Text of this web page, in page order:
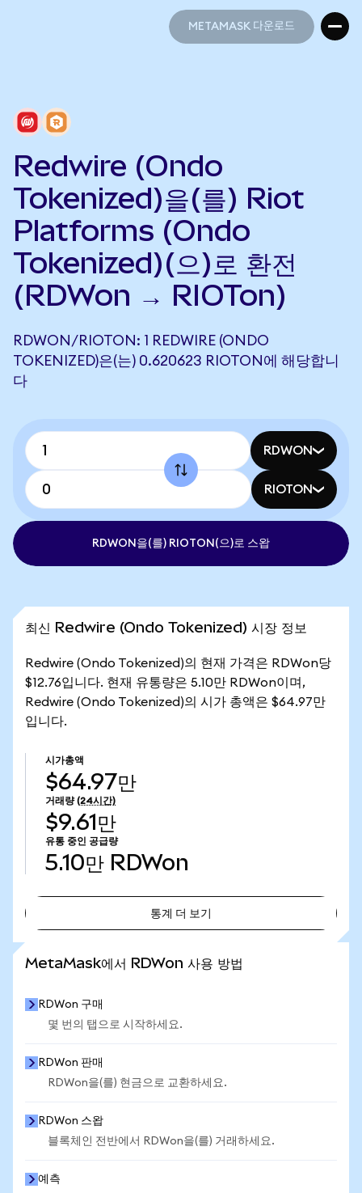
METAMASK 다운로드
Redwire (Ondo
Tokenized)을(를) Riot
Platforms (Ondo
Tokenized)(으)로 환전
(RDWon → RIOTon)
RDWON/RIOTON: 1 REDWIRE (ONDO
TOKENIZED)은(는) 0.620623 RIOTON에 해당합니
다
RDWON
RIOTON
RDWON을(를) RIOTON(으)로 스왑
최신 Redwire (Ondo Tokenized) 시장 정보
Redwire (Ondo Tokenized)의 현재 가격은 RDWon당
$12.76입니다. 현재 유통량은 5.10만 RDWon이며,
Redwire (Ondo Tokenized)의 시가 총액은 $64.97만
입니다.
시가총액
$64.97만
거래량 (24시간)
$9.61만
유통 중인 공급량
5.10만 RDWon
통계 더 보기
MetaMask에서 RDWon 사용 방법
RDWon 구매
몇 번의 탭으로 시작하세요.
RDWon 판매
RDWon을(를) 현금으로 교환하세요.
RDWon 스왑
블록체인 전반에서 RDWon을(를) 거래하세요.
예측